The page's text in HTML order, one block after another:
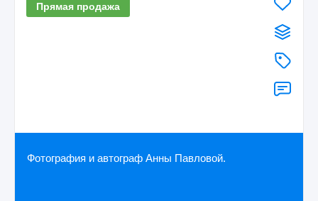
Прямая продажа
Фотография и автограф Анны Павловой.